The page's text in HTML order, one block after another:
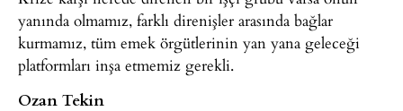
yanında olmamız, farklı direnişler arasında bağlar
kurmamız, tüm emek örgütlerinin yan yana geleceği
platformları inşa etmemiz gerekli.
Ozan Tekin